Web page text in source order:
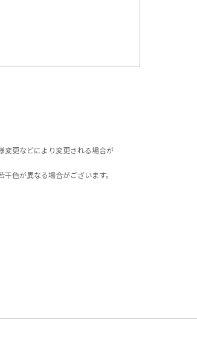
変更などにより変更される場合が
色が異なる場合がございます。